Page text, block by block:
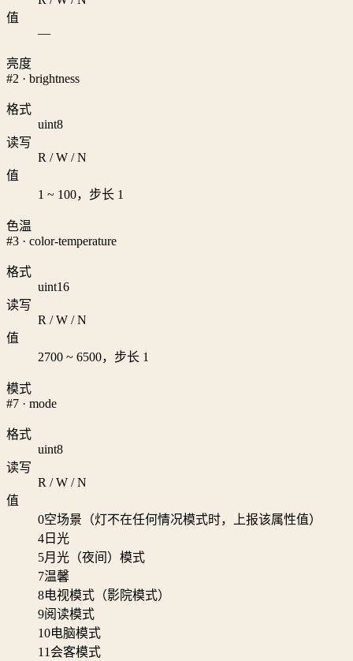
值
—
亮度
#2 · brightness
格式
uint8
读写
R / W / N
值
1 ~ 100，步长 1
色温
#3 · color-temperature
格式
uint16
读写
R / W / N
值
2700 ~ 6500，步长 1
模式
#7 · mode
格式
uint8
读写
R / W / N
值
0空场景（灯不在任何情况模式时，上报该属性值）
4 日光
5月光（夜间）模式
7温馨
8电视模式（影院模式）
9阅读模式
10电脑模式
11 会客模式